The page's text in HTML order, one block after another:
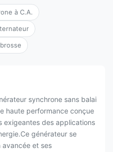
à C.A.
synchrone sans balai
haute performance conçue
exigeantes des applications
générateur se
et ses